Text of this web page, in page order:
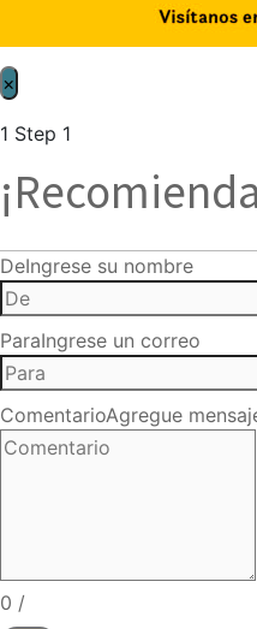
×
1 Step 1
DeIngrese su nombre
ParaIngrese un correo
ComentarioAgregue
0 /